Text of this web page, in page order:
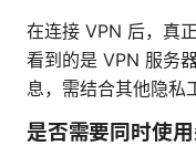
在连接 VPN 后，真
看到的是 VPN 服务
息，需结合其他隐私
是否需要同时使用